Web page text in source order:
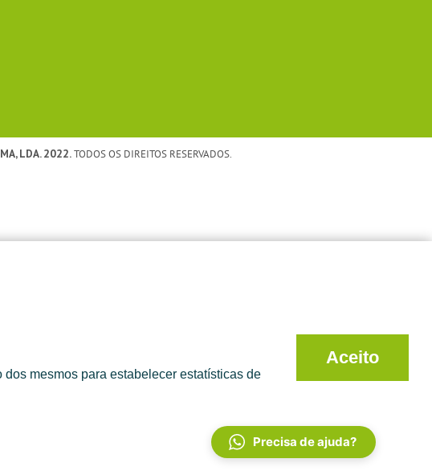
mesmos para estabelecer estatísticas de
Aceito
LDA. 2022.TODOS OS DIREITOS RESERVADOS.
Precisa de ajuda?